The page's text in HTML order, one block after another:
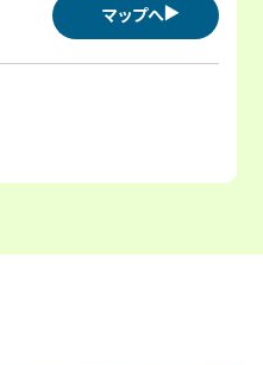
マップへ